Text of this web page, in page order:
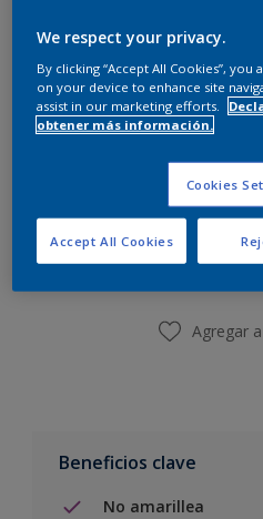
Cantidad
Agregar a la
Encontrar
Agregar
Beneficios clave
No amarillea
We respect your privacy.
By clicking “Accept All Cookies”,
on your device to enhance site
assist in our marketing efforts.
obtener más información.
Cookies
Accept All Cookies